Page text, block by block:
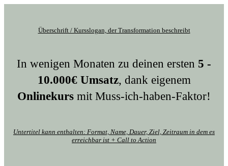
Überschrift / Kursslogan, der Transformation beschreibt
In wenigen Monaten zu deinen ersten 5 -
10.000€ Umsatz, dank eigenem
Onlinekurs mit Muss-ich-haben-Faktor!
Untertitel kann enthalten: Format, Name, Dauer, Ziel, Zeitraum in dem es
erreichbar ist + Call to Action